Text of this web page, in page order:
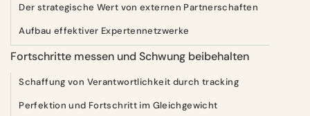
Der strategische Wert von externen Partnerschaften
Aufbau effektiver Expertennetzwerke
Fortschritte messen und Schwung beibehalten
Schaffung von Verantwortlichkeit durch tracking
Perfektion und Fortschritt im Gleichgewicht